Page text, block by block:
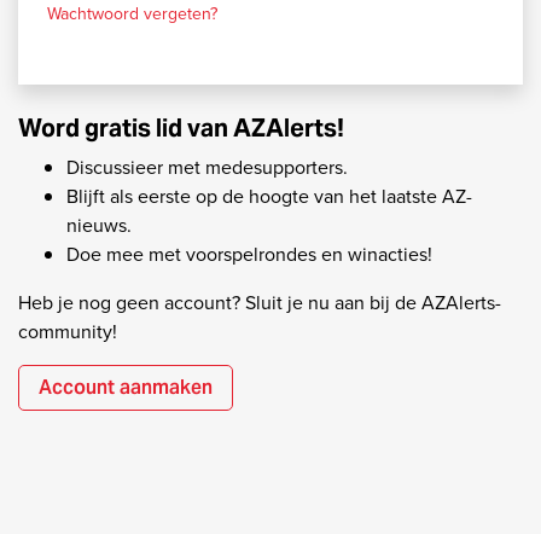
Wachtwoord vergeten?
Word gratis lid van AZAlerts!
Discussieer met medesupporters.
Blijft als eerste op de hoogte van het laatste AZ-
nieuws.
Doe mee met voorspelrondes en winacties!
Heb je nog geen account? Sluit je nu aan bij de AZAlerts-
community!
Account aanmaken